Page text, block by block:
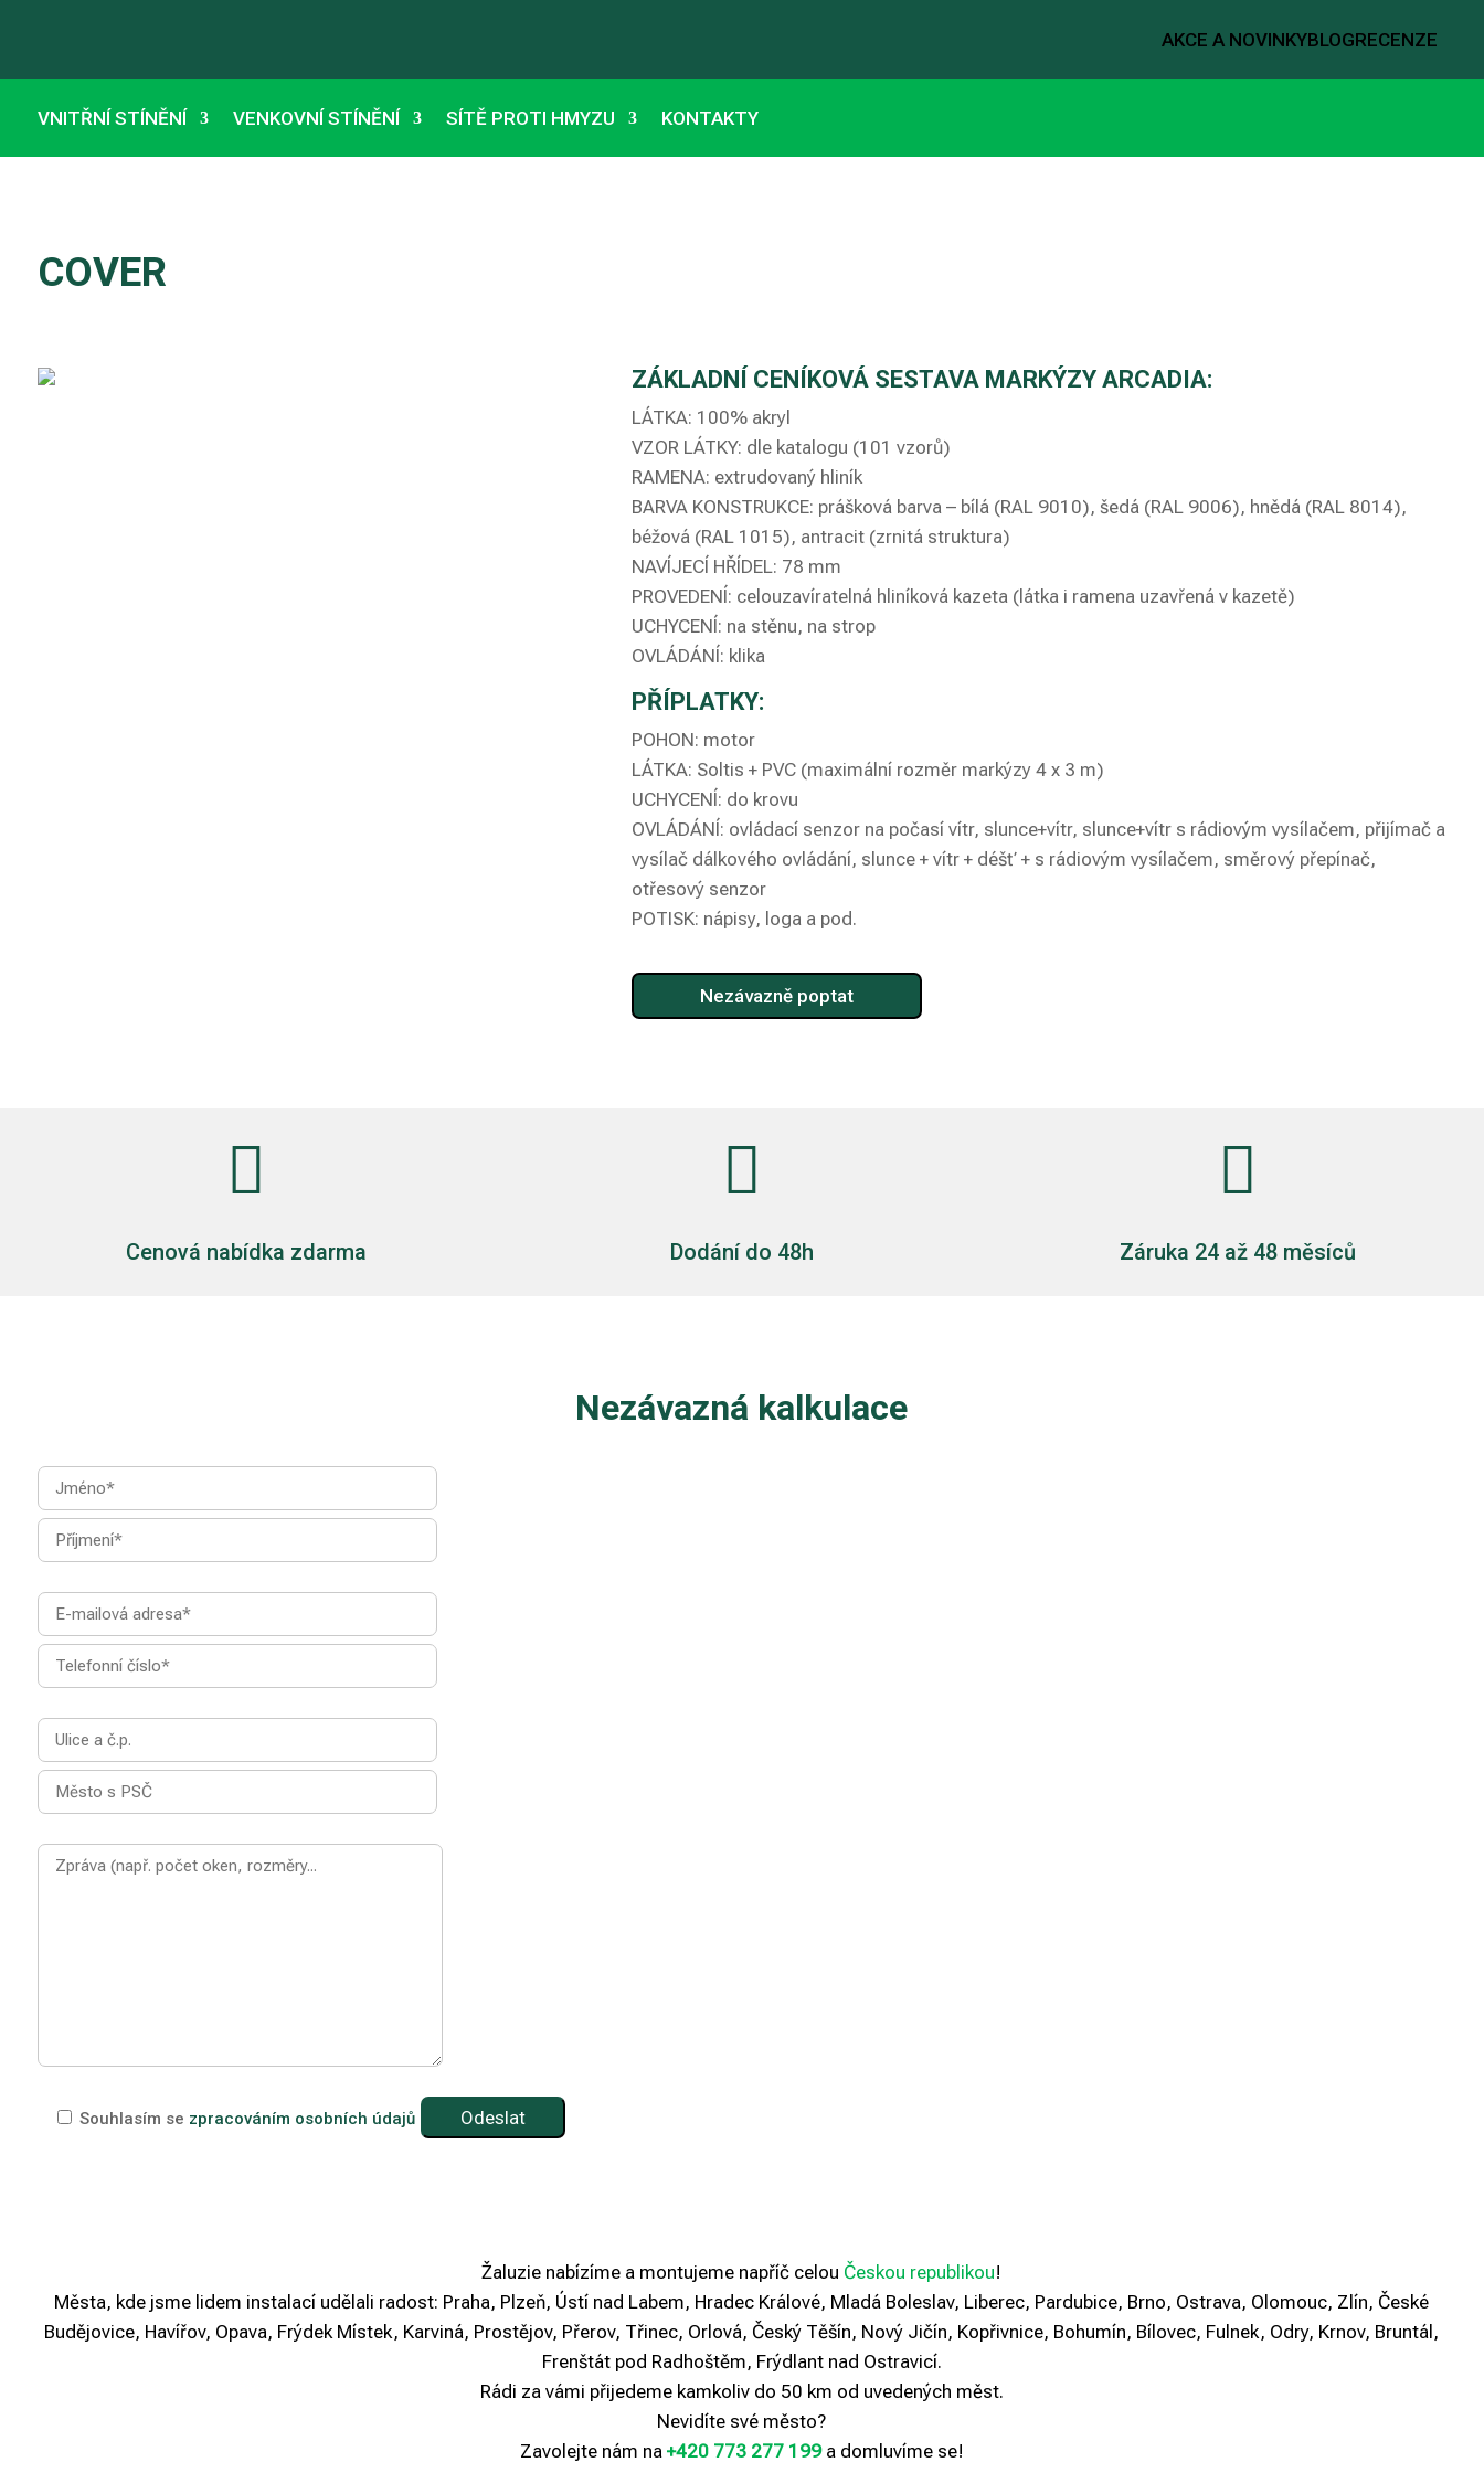
AKCE A NOVINKYBLOGRECENZE
VNITŘNÍ STÍNĚNÍ VENKOVNÍ STÍNĚNÍ SÍTĚ PROTI HMYZU KONTAKTY
COVER
ZÁKLADNÍ CENÍKOVÁ SESTAVA MARKÝZY ARCADIA:
LÁTKA: 100% akryl
VZOR LÁTKY: dle katalogu (101 vzorů)
RAMENA: extrudovaný hliník
BARVA KONSTRUKCE: prášková barva – bílá (RAL 9010), šedá (RAL 9006), hnědá (RAL 8014),
béžová (RAL 1015), antracit (zrnitá struktura)
NAVÍJECÍ HŘÍDEL: 78 mm
PROVEDENÍ: celouzavíratelná hliníková kazeta (látka i ramena uzavřená v kazetě)
UCHYCENÍ: na stěnu, na strop
OVLÁDÁNÍ: klika
PŘÍPLATKY:
POHON: motor
LÁTKA: Soltis + PVC (maximální rozměr markýzy 4 x 3 m)
UCHYCENÍ: do krovu
OVLÁDÁNÍ: ovládací senzor na počasí vítr, slunce+vítr, slunce+vítr s rádiovým vysílačem, přijímač a
vysílač dálkového ovládání, slunce + vítr + déšť + s rádiovým vysílačem, směrový přepínač,
otřesový senzor
POTISK: nápisy, loga a pod.
Nezávazně poptat

Cenová nabídka zdarma

Dodání do 48h

Záruka 24 až 48 měsíců
Nezávazná kalkulace
Souhlasím se zpracováním osobních údajů
Žaluzie nabízíme a montujeme napříč celou Českou republikou!
Města, kde jsme lidem instalací udělali radost: Praha, Plzeň, Ústí nad Labem, Hradec Králové, Mladá Boleslav, Liberec, Pardubice, Brno, Ostrava, Olomouc, Zlín, České
Budějovice, Havířov, Opava, Frýdek Místek, Karviná, Prostějov, Přerov, Třinec, Orlová, Český Těšín, Nový Jičín, Kopřivnice, Bohumín, Bílovec, Fulnek, Odry, Krnov, Bruntál,
Frenštát pod Radhoštěm, Frýdlant nad Ostravicí.
Rádi za vámi přijedeme kamkoliv do 50 km od uvedených měst.
Nevidíte své město?
Zavolejte nám na +420 773 277 199a domluvíme se!